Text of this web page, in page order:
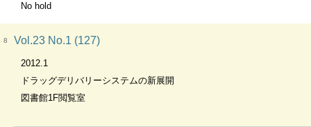
No hold
8 Vol.23 No.1 (127)
2012.1
ドラッグデリバリーシステムの新展開
図書館1F閲覧室